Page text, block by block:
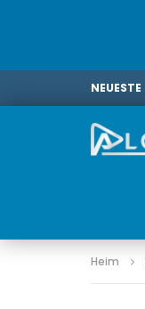
NEUESTE
Heim